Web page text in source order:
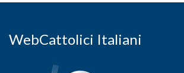
WebCattolici Italiani